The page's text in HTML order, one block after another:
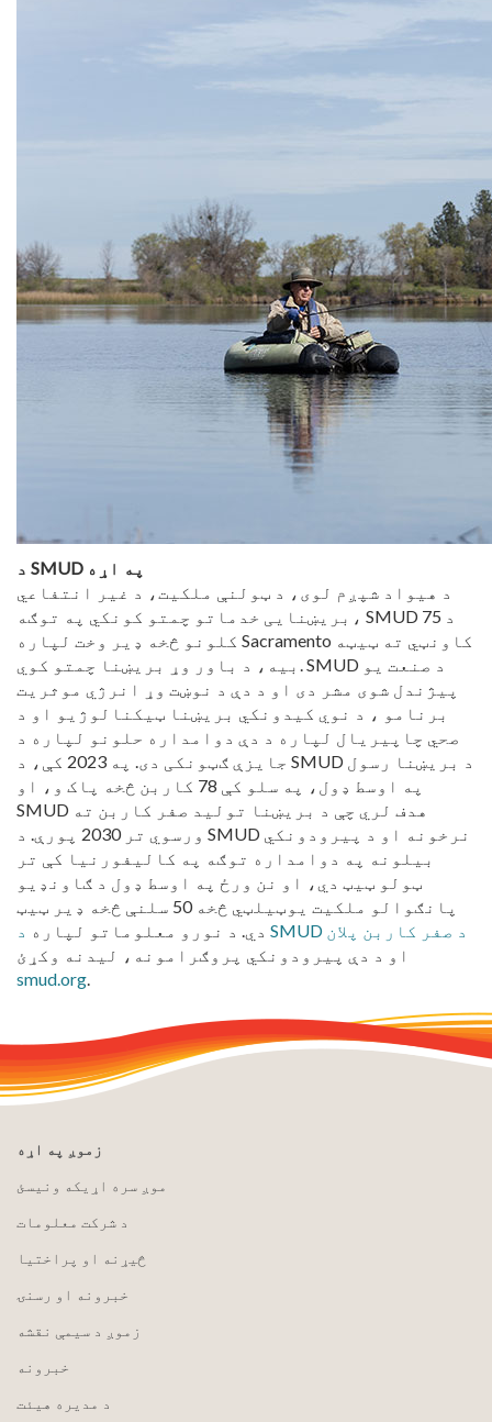
د SMUD په اړه
د هیواد شپږم لوی، د ټولنې ملکیت، د غیر انتفاعي
بریښنایی خدماتو چمتو کونکي په توګه، SMUD د 75
کلونو څخه ډیر وخت لپاره Sacramento کاونټي ته ټیټه
بیه، د باور وړ بریښنا چمتو کوي. SMUD د صنعت یو
پیژندل شوی مشر دی او د دې د نوښت وړ انرژي موثریت
برنامو ، د نوي کیدونکي بریښنا ټیکنالوژیو او د
صحي چاپیریال لپاره د دې دوامداره حلونو لپاره د
جایزې ګټونکی دی. په 2023 کې، د SMUD د بریښنا رسول
په اوسط ډول، په سلو کې 78 کاربن څخه پاک و، او
SMUD هدف لري چې د بریښنا تولید صفر کاربن ته
ورسوي تر 2030 پورې. د SMUD نرخونه او د پیرودونکي
بیلونه په دوامداره توګه په کالیفورنیا کې تر
ټولو ټیټ دي، او نن ورځ په اوسط ډول د ګاونډیو
پانګوالو ملکیت یوټیلټي څخه 50 سلنې څخه ډیر ټیټ
دي. د نورو معلوماتو لپاره
د SMUD د صفر کاربن پلان
او د دې پیرودونکي پروګرامونه، لیدنه وکړئ
smud.org.
زموږ په اړه
موږ سره اړیکه ونیسئ
د شرکت معلومات
څیړنه او پراختیا
خبرونه او رسنۍ
زموږ د سیمې نقشه
خبرونه
د مدیره هیئت